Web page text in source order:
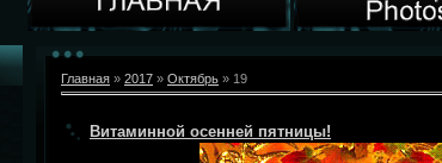
Главная » 2017 » Октябрь » 19
Витаминной осенней пятницы!